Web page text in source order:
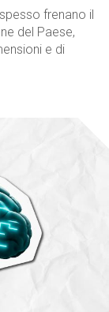
frenano il
del Paese,
e di